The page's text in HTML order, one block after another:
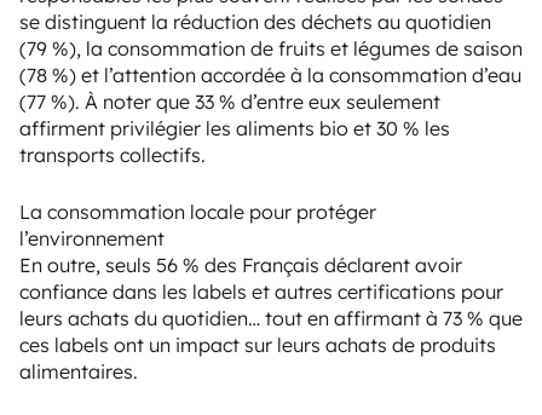
se distinguent la réduction des déchets au quotidien
(79 %), la consommation de fruits et légumes de saison
(78 %) et l’attention accordée à la consommation d’eau
(77 %). À noter que 33 % d’entre eux seulement
affirment privilégier les aliments bio et 30 % les
transports collectifs.
La consommation locale pour protéger
l’environnement
En outre, seuls 56 % des Français déclarent avoir
confiance dans les labels et autres certifications pour
leurs achats du quotidien… tout en affirmant à 73 % que
ces labels ont un impact sur leurs achats de produits
alimentaires.